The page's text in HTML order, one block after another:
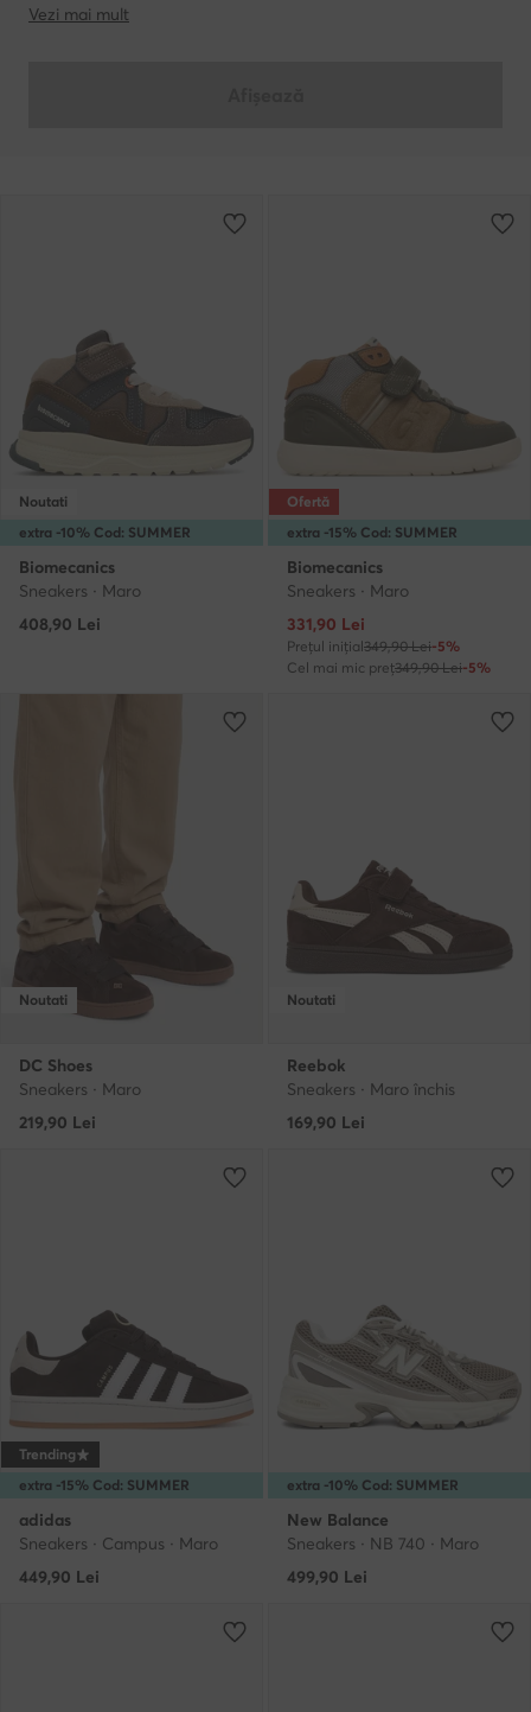
Vezi mai mult
extra -10% Cod: SUMMER
Noutati
Biomecanics
Sneakers · Maro
408,90 Lei
extra -15% Cod: SUMMER
Ofertă
Biomecanics
Sneakers · Maro
Prețul actual
331,90 Lei
Prețul inițial349,90 Lei-5%
Cel mai mic preț349,90 Lei-5%
Noutati
DC Shoes
Sneakers · Maro
219,90 Lei
Noutati
Reebok
Sneakers · Maro închis
169,90 Lei
extra -15% Cod: SUMMER
Trending
adidas
Sneakers · Campus · Maro
449,90 Lei
extra -10% Cod: SUMMER
New Balance
Sneakers · NB 740 · Maro
499,90 Lei